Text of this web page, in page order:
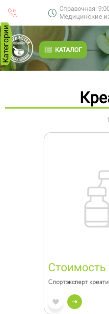
Справочная:
Медицинские
КАТАЛОГ
Категории
Стоимость
Спортэксперт